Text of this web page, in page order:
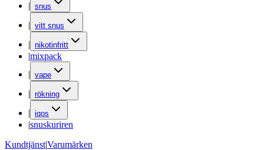
| snus
| vitt snus
| nikotinfritt
|mixpack
| vape
| rökning
| iqos
|snuskuriren
Kundtjänst|Varumärken